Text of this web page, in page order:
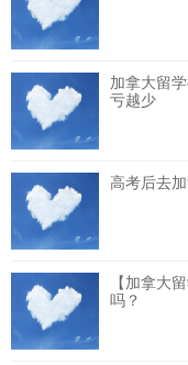
加拿大留
亏越少
高考后去
【加拿大
吗？